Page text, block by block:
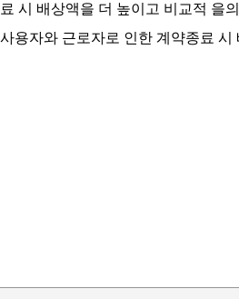
시 배상액을 더 높이고 비교적 을
용자와 근로자로 인한 계약종료 시